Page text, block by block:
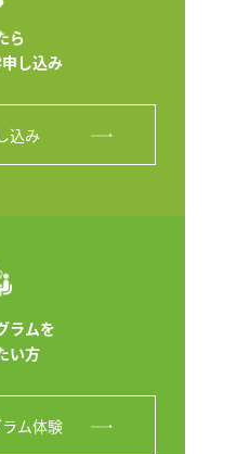
ら
し込み
込み
ラムを
い方
ム体験